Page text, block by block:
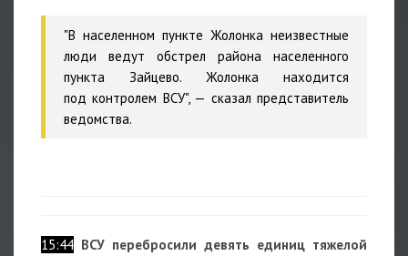
"В населенном пункте Жолонка неизвестные
люди ведут обстрел района населенного
пункта Зайцево. Жолонка находится
под контролем ВСУ", — сказал представитель
ведомства.
15:44 ВСУ перебросили девять единиц тяжелой